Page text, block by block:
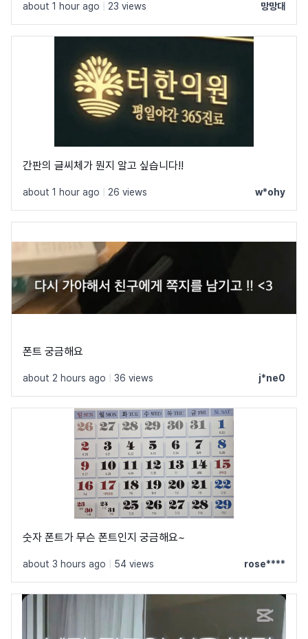
about 1 hour ago 23 views 망망대
간판의 글씨체가 뭔지 알고 싶습니다!!
about 1 hour ago 26 views w*ohy
폰트 궁금해요
about 2 hours ago 36 views j*ne0
숫자 폰트가 무슨 폰트인지 궁금해요~
about 3 hours ago 54 views rose****